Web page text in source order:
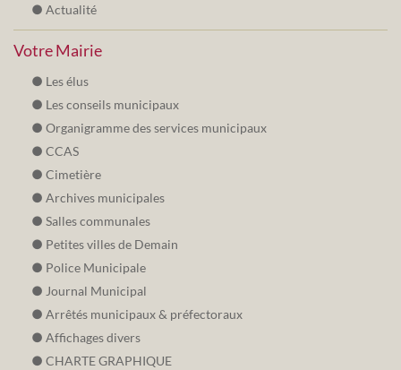
Actualité
Votre Mairie
Les élus
Les conseils municipaux
Organigramme des services municipaux
CCAS
Cimetière
Archives municipales
Salles communales
Petites villes de Demain
Police Municipale
Journal Municipal
Arrêtés municipaux & préfectoraux
Affichages divers
CHARTE GRAPHIQUE